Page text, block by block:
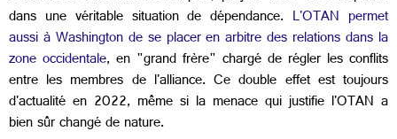
dans une véritable situation de dépendance. L'OTAN permet
aussi à Washington de se placer en arbitre des relations dans la
zone occidentale, en "grand frère" chargé de régler les conflits
entre les membres de l'alliance. Ce double effet est toujours
d'actualité en 2022, même si la menace qui justifie l'OTAN a
bien sûr changé de nature.